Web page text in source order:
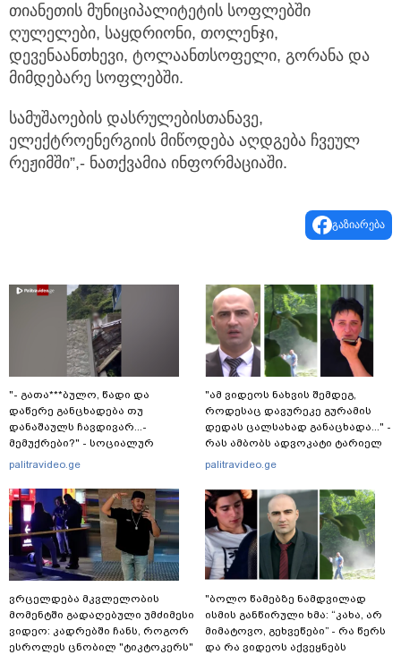
თიანეთის მუნიციპალიტეტის სოფლებში
ღულელები, საყდრიონი, თოლენჯი,
დევენაანთხევი, ტოლაანთსოფელი, გორანა და
მიმდებარე სოფლებში.
სამუშაოების დასრულებისთანავე,
ელექტროენერგიის მიწოდება აღდგება ჩვეულ
რეჟიმში”,- ნათქვამია ინფორმაციაში.
გაზიარება
"- გათა***ბულო, წადი და
დაწერე განცხადება თუ
დანაშაულს ჩავდივარ...-
მემუქრები?" - სოციალურ
ქსელში სკანდალური კადრები
palitravideo.ge
ვრცელდება მკვლელობის
მომენტში გადაღებული უმძიმესი
ვიდეო: კადრებში ჩანს, როგორ
ესროლეს ცნობილ "ტიკტოკერს"
"ამ ვიდეოს ნახვის შემდეგ,
როდესაც დავურეკე გურამის
დედას ცალსახად განაცხადა..." -
რას ამბობს ადვოკატი ტარიელ
კაკაბაძე?
palitravideo.ge
"ბოლო წამებზე ნამდვილად
ისმის განწირული ხმა: “კახა, არ
მიმატოვო, გეხვეწები” - რა წერს
და რა ვიდეოს აქვეყნებს